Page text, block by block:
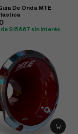
De Onda MTE
$15667 sin interés